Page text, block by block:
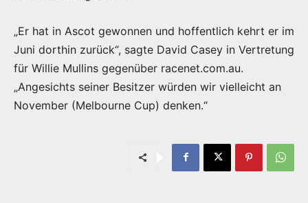
„Er hat in Ascot gewonnen und hoffentlich kehrt er im
Juni dorthin zurück“, sagte David Casey in Vertretung
für Willie Mullins gegenüber racenet.com.au.
„Angesichts seiner Besitzer würden wir vielleicht an
November (Melbourne Cup) denken.“